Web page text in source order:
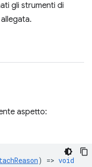
gli strumenti di
aspetto:
) => void